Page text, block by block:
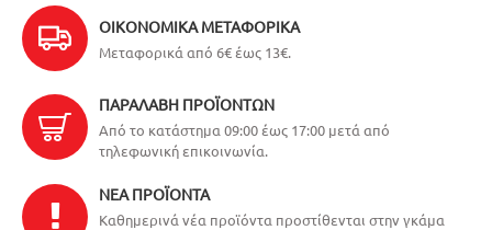
ΟΙΚΟΝΟΜΙΚΆ ΜΕΤΑΦΟΡΙΚΆ
Μεταφορικά από 6€ έως 13€.
ΠΑΡΑΛΑΒΉ ΠΡΟΪΌΝΤΩΝ
Από το κατάστημα 09:00 έως 17:00 μετά από
τηλεφωνική επικοινωνία.
ΝΈΑ ΠΡΟΪΌΝΤΑ
Καθημερινά νέα προϊόντα προστίθενται στην γκάμα